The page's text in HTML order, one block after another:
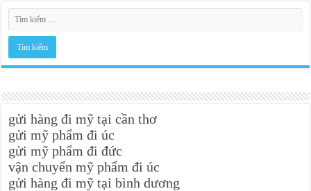
gửi hàng đi mỹ tại cần thơ
gửi mỹ phẩm đi úc
gửi mỹ phẩm đi đức
vận chuyển mỹ phẩm đi úc
gửi hàng đi mỹ tại bình dương